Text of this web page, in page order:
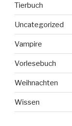
Tierbuch
Uncategorized
Vampire
Vorlesebuch
Weihnachten
Wissen